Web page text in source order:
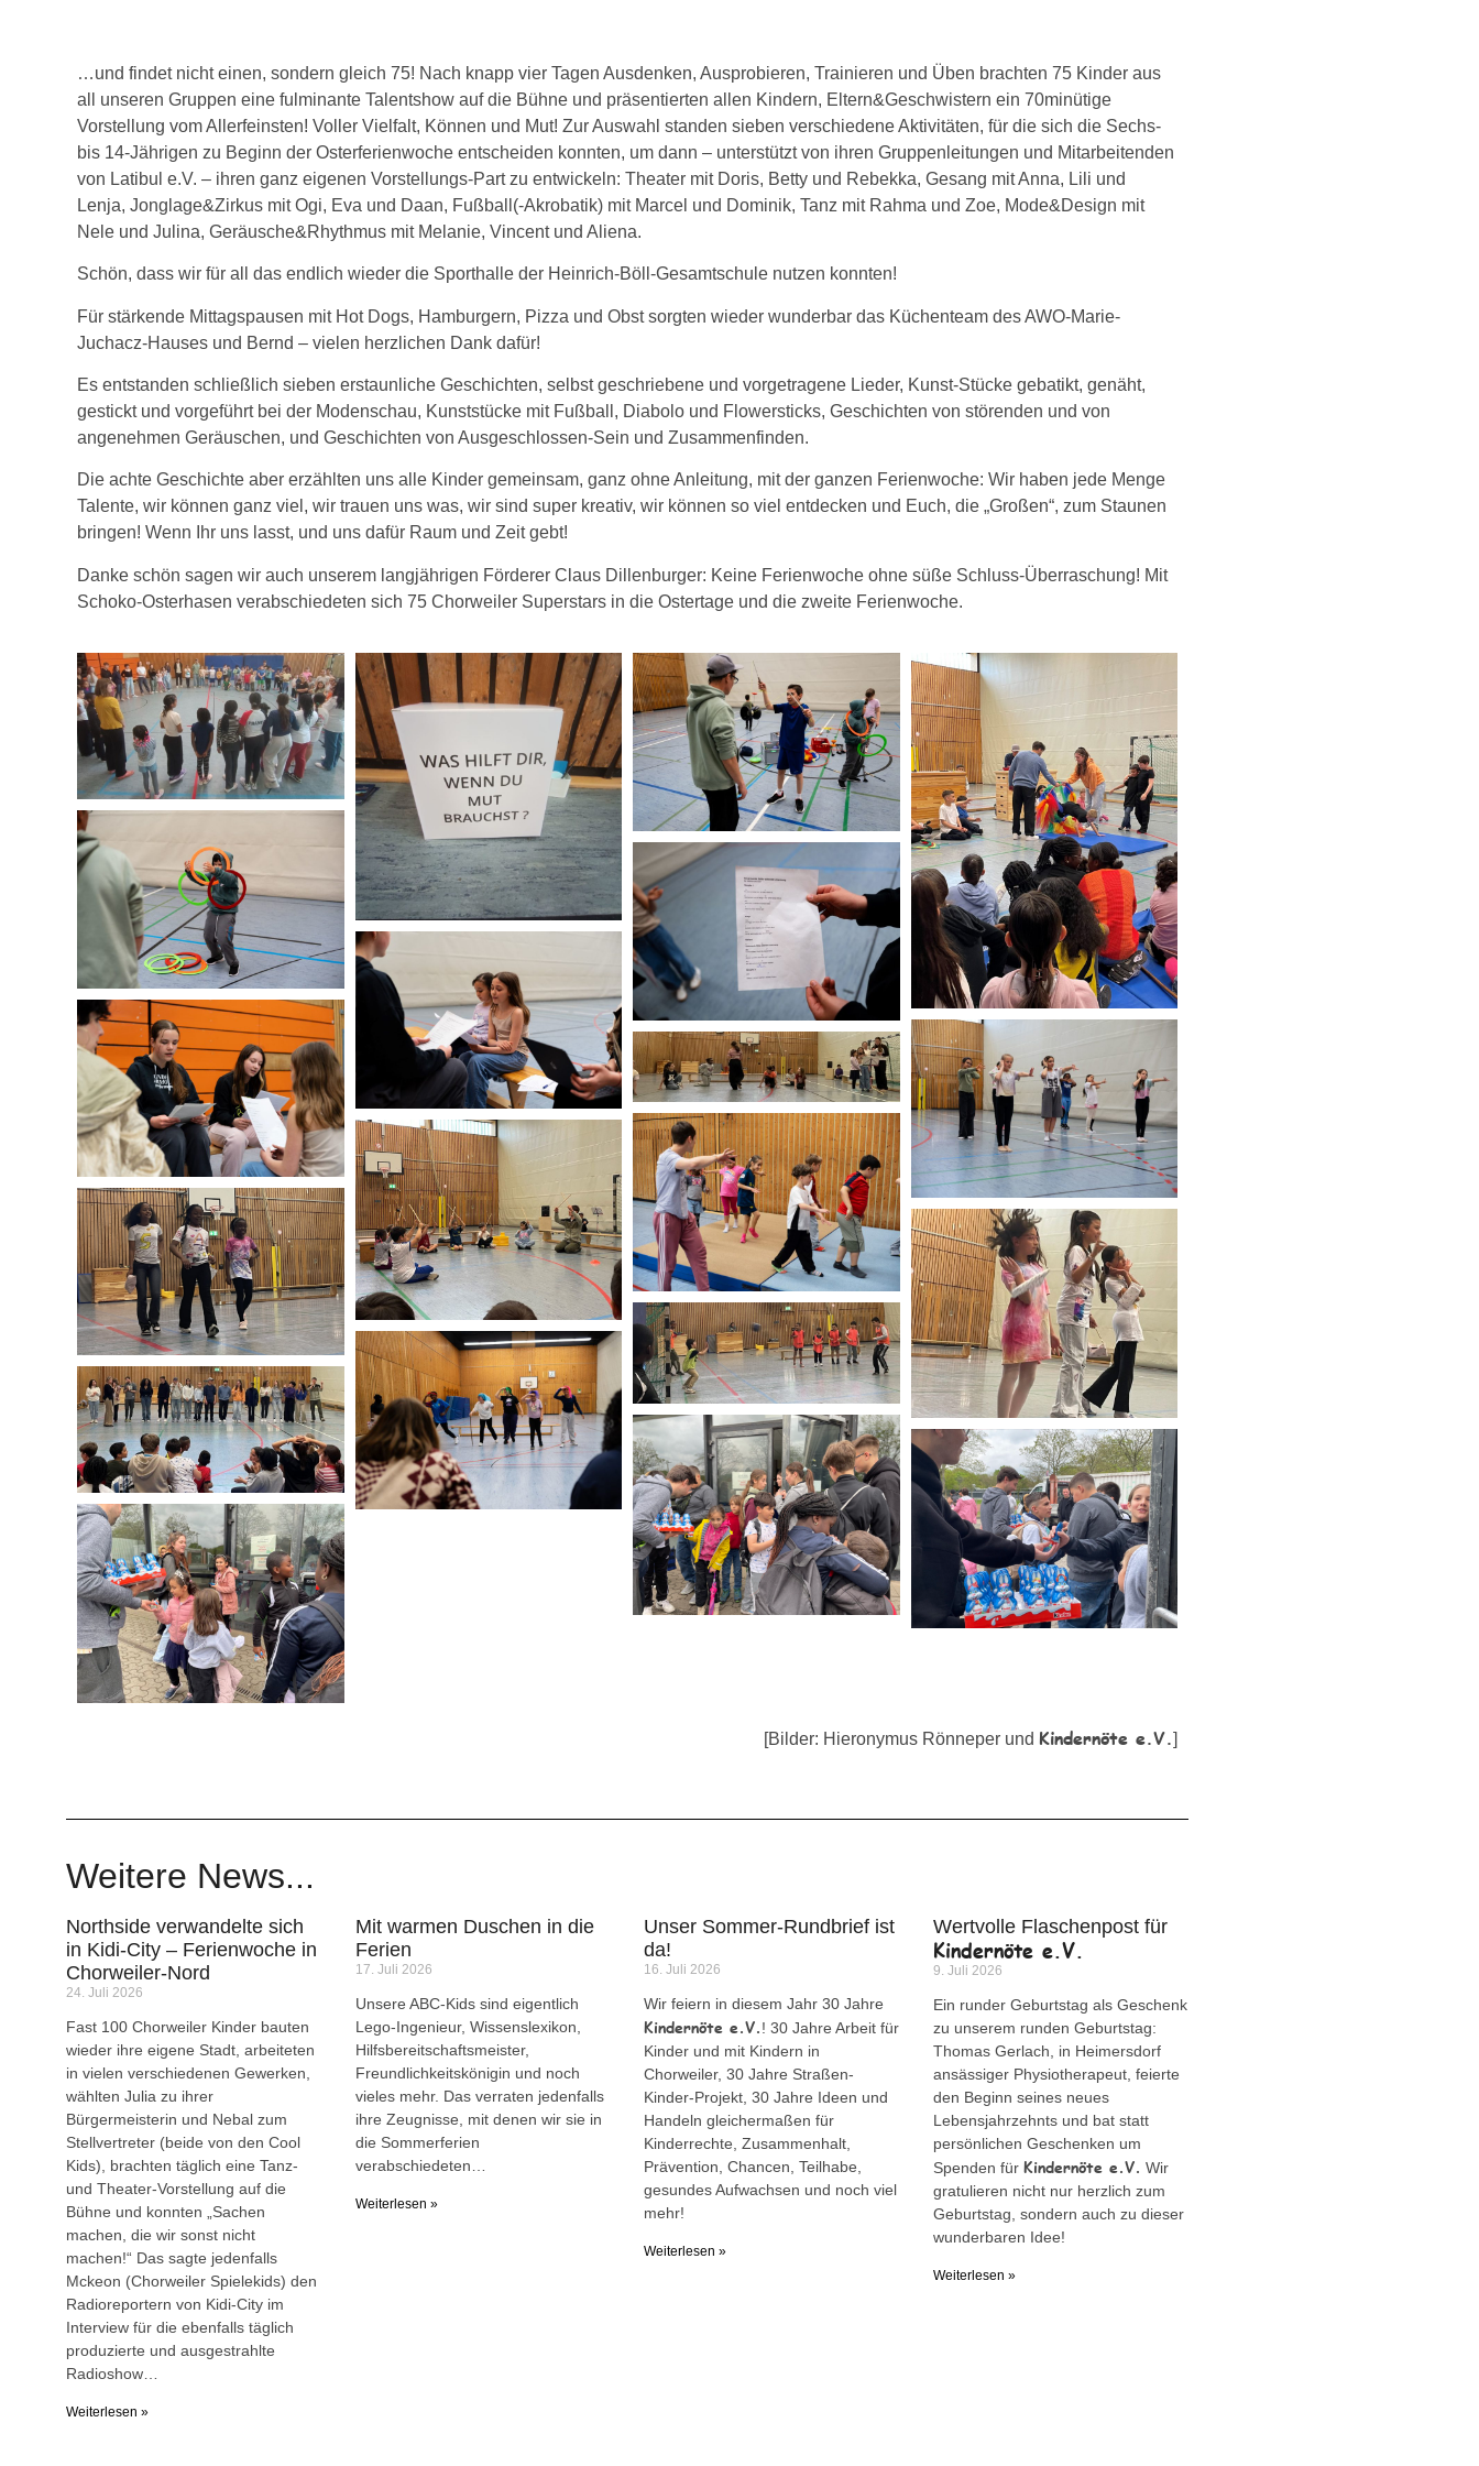
…und findet nicht einen, sondern gleich 75! Nach knapp vier Tagen Ausdenken, Ausprobieren, Trainieren und Üben brachten 75 Kinder aus
all unseren Gruppen eine fulminante Talentshow auf die Bühne und präsentierten allen Kindern, Eltern&Geschwistern ein 70minütige
Vorstellung vom Allerfeinsten! Voller Vielfalt, Können und Mut! Zur Auswahl standen sieben verschiedene Aktivitäten, für die sich die Sechs-
bis 14-Jährigen zu Beginn der Osterferienwoche entscheiden konnten, um dann – unterstützt von ihren Gruppenleitungen und Mitarbeitenden
von Latibul e.V. – ihren ganz eigenen Vorstellungs-Part zu entwickeln: Theater mit Doris, Betty und Rebekka, Gesang mit Anna, Lili und
Lenja, Jonglage&Zirkus mit Ogi, Eva und Daan, Fußball(-Akrobatik) mit Marcel und Dominik, Tanz mit Rahma und Zoe, Mode&Design mit
Nele und Julina, Geräusche&Rhythmus mit Melanie, Vincent und Aliena.
Schön, dass wir für all das endlich wieder die Sporthalle der Heinrich-Böll-Gesamtschule nutzen konnten!
Für stärkende Mittagspausen mit Hot Dogs, Hamburgern, Pizza und Obst sorgten wieder wunderbar das Küchenteam des AWO-Marie-
Juchacz-Hauses und Bernd – vielen herzlichen Dank dafür!
Es entstanden schließlich sieben erstaunliche Geschichten, selbst geschriebene und vorgetragene Lieder, Kunst-Stücke gebatikt, genäht,
gestickt und vorgeführt bei der Modenschau, Kunststücke mit Fußball, Diabolo und Flowersticks, Geschichten von störenden und von
angenehmen Geräuschen, und Geschichten von Ausgeschlossen-Sein und Zusammenfinden.
Die achte Geschichte aber erzählten uns alle Kinder gemeinsam, ganz ohne Anleitung, mit der ganzen Ferienwoche: Wir haben jede Menge
Talente, wir können ganz viel, wir trauen uns was, wir sind super kreativ, wir können so viel entdecken und Euch, die „Großen“, zum Staunen
bringen! Wenn Ihr uns lasst, und uns dafür Raum und Zeit gebt!
Danke schön sagen wir auch unserem langjährigen Förderer Claus Dillenburger: Keine Ferienwoche ohne süße Schluss-Überraschung! Mit
Schoko-Osterhasen verabschiedeten sich 75 Chorweiler Superstars in die Ostertage und die zweite Ferienwoche.
[Bilder: Hieronymus Rönneper und Kindernöte e.V.]
Weitere News...
Northside verwandelte sich
in Kidi-City – Ferienwoche in
Chorweiler-Nord
24. Juli 2026
Fast 100 Chorweiler Kinder bauten
wieder ihre eigene Stadt, arbeiteten
in vielen verschiedenen Gewerken,
wählten Julia zu ihrer
Bürgermeisterin und Nebal zum
Stellvertreter (beide von den Cool
Kids), brachten täglich eine Tanz-
und Theater-Vorstellung auf die
Bühne und konnten „Sachen
machen, die wir sonst nicht
machen!“ Das sagte jedenfalls
Mckeon (Chorweiler Spielekids) den
Radioreportern von Kidi-City im
Interview für die ebenfalls täglich
produzierte und ausgestrahlte
Radioshow…
Weiterlesen »
Mit warmen Duschen in die
Ferien
17. Juli 2026
Unsere ABC-Kids sind eigentlich
Lego-Ingenieur, Wissenslexikon,
Hilfsbereitschaftsmeister,
Freundlichkeitskönigin und noch
vieles mehr. Das verraten jedenfalls
ihre Zeugnisse, mit denen wir sie in
die Sommerferien
verabschiedeten…
Weiterlesen »
Unser Sommer-Rundbrief ist
da!
16. Juli 2026
Wir feiern in diesem Jahr 30 Jahre
Kindernöte e.V.! 30 Jahre Arbeit für
Kinder und mit Kindern in
Chorweiler, 30 Jahre Straßen-
Kinder-Projekt, 30 Jahre Ideen und
Handeln gleichermaßen für
Kinderrechte, Zusammenhalt,
Prävention, Chancen, Teilhabe,
gesundes Aufwachsen und noch viel
mehr!
Weiterlesen »
Wertvolle Flaschenpost für
Kindernöte e.V.
9. Juli 2026
Ein runder Geburtstag als Geschenk
zu unserem runden Geburtstag:
Thomas Gerlach, in Heimersdorf
ansässiger Physiotherapeut, feierte
den Beginn seines neues
Lebensjahrzehnts und bat statt
persönlichen Geschenken um
Spenden für Kindernöte e.V. Wir
gratulieren nicht nur herzlich zum
Geburtstag, sondern auch zu dieser
wunderbaren Idee!
Weiterlesen »